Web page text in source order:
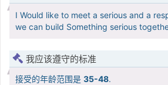
I Would like to meet a serious and a
we can build Something serious
我应该遵守的标准
接受的年龄范围是 35-48.